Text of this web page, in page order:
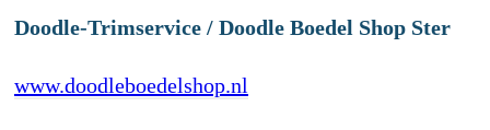
Doodle-Trimservice / Doodle Boedel Shop Ster
www.doodleboedelshop.nl